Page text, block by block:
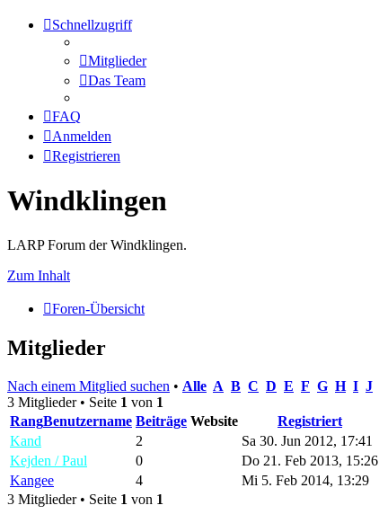
Schnellzugriff
Mitglieder
Das Team
FAQ
Anmelden
Registrieren
Windklingen
LARP Forum der Windklingen.
Zum Inhalt
Foren-Übersicht
Mitglieder
Nach einem Mitglied suchen • Alle A B C D E F G H I J
3 Mitglieder • Seite 1 von 1
RangBenutzername Beiträge Website
Registriert
Kand
2
Sa 30. Jun 2012, 17:41
Kejden / Paul
0
Do 21. Feb 2013, 15:26
Kangee
4
Mi 5. Feb 2014, 13:29
3 Mitglieder • Seite 1 von 1